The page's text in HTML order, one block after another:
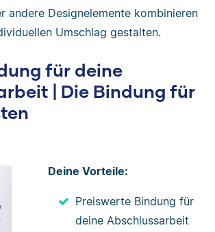
andere Designelemente kombinieren
Umschlag gestalten.
für deine
| Die Bindung für
Deine Vorteile:
Preiswerte Bindung für
deine Abschlussarbeit